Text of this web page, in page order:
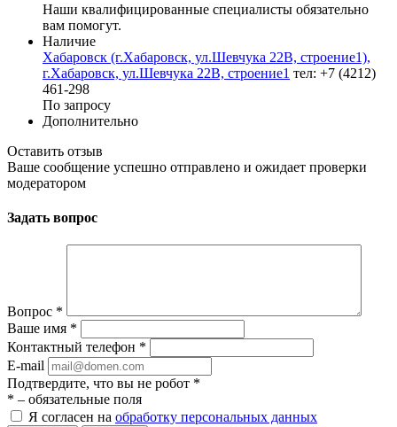
Наши квалифицированные специалисты обязательно
вам помогут.
Наличие
Хабаровск (г.Хабаровск, ул.Шевчука 22В, строение1),
г.Хабаровск, ул.Шевчука 22В, строение1 тел: +7 (4212)
461-298
По запросу
Дополнительно
Оставить отзыв
Ваше сообщение успешно отправлено и ожидает проверки
модератором
Задать вопрос
Вопрос *
Ваше имя *
Контактный телефон *
E-mail
Подтвердите, что вы не робот *
* – обязательные поля
Я согласен на обработку персональных данных